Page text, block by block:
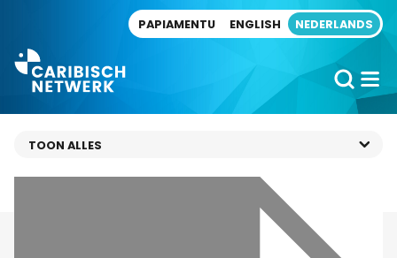
PAPIAMENTU ENGLISH NEDERLANDS